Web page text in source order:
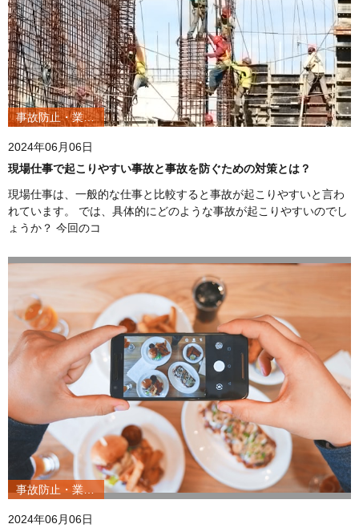
事故防止・業務改善
2024年06月06日
現場仕事で起こりやすい事故と事故を防ぐための対策とは？
現場仕事は、一般的な仕事と比較すると事故が起こりやすいと言わ
れています。 では、具体的にどのような事故が起こりやすいのでし
ょうか？ 今回のコ
2024年06月06日